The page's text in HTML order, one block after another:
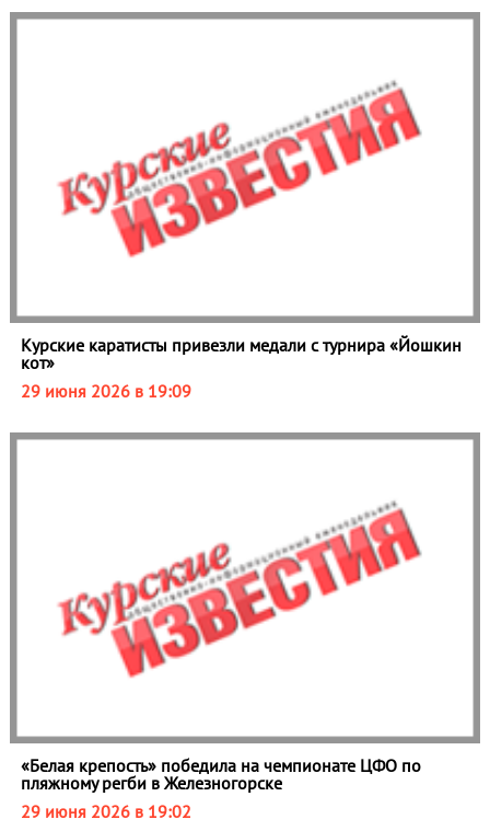
Курские каратисты привезли медали с турнира «Йошкин
кот»
29 июня 2026 в 19:09
«Белая крепость» победила на чемпионате ЦФО по
пляжному регби в Железногорске
29 июня 2026 в 19:02